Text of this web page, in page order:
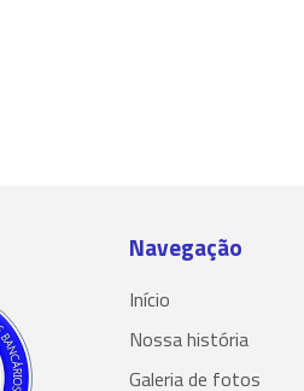
Navegação
Início
Nossa história
Galeria de fotos